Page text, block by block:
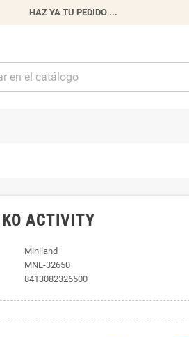
HAZ YA TU PEDIDO ...
ACTIVITY
Miniland
MNL-32650
8413082326500